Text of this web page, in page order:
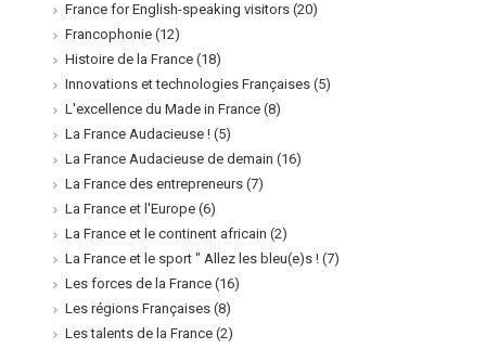
France for English-speaking visitors (20)
Francophonie (12)
Histoire de la France (18)
Innovations et technologies Françaises (5)
L'excellence du Made in France (8)
La France Audacieuse ! (5)
La France Audacieuse de demain (16)
La France des entrepreneurs (7)
La France et l'Europe (6)
La France et le continent africain (2)
La France et le sport " Allez les bleu(e)s ! (7)
Les forces de la France (16)
Les régions Françaises (8)
Les talents de la France (2)